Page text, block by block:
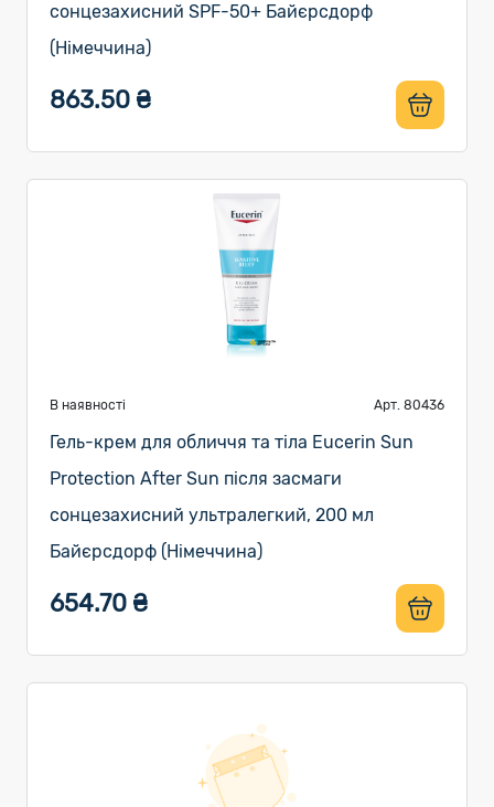
сонцезахисний SPF-50+ Байєрсдорф
(Німеччина)
863.50 ₴
В наявності Арт. 80436
Гель-крем для обличчя та тіла Eucerin Sun
Protection After Sun після засмаги
сонцезахисний ультралегкий, 200 мл
Байєрсдорф (Німеччина)
654.70 ₴